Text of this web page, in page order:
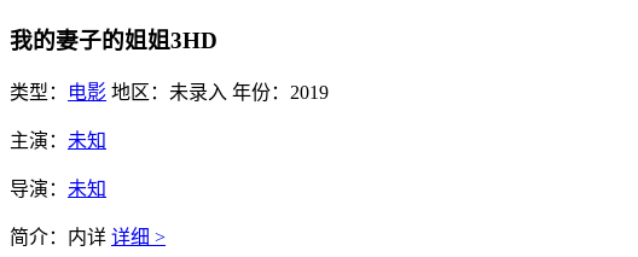
我的妻子的姐姐3HD
类型： 电影 地区： 未录入 年份： 2019
主演： 未知
导演： 未知
简介： 内详 详细 >